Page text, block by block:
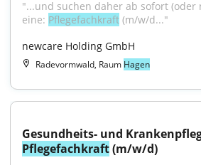
"...und suchen daher ab sofort (oder
eine: Pflegefachkraft (m/w/d..."
newcare Holding GmbH
Radevormwald, Raum Hagen
Pflegefachkraft (m/w/d)